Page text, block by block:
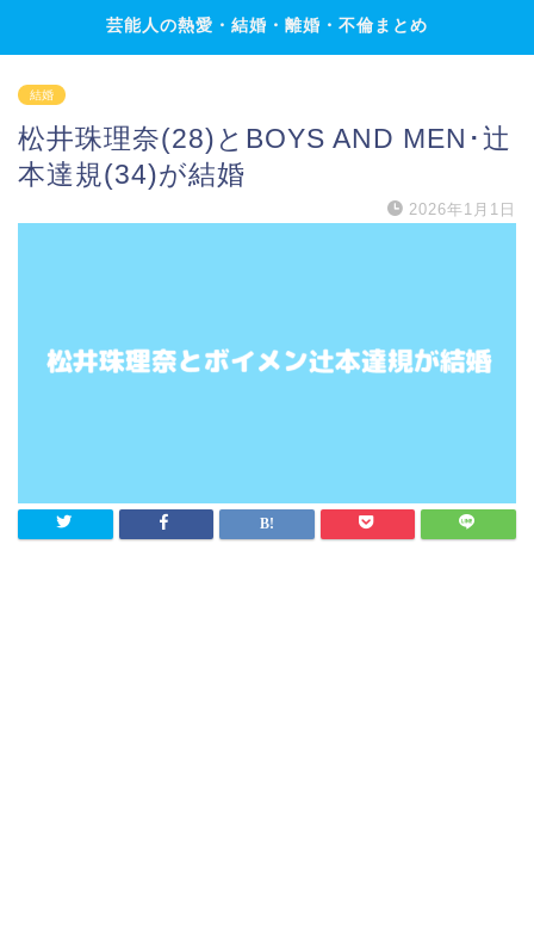
芸能人の熱愛・結婚・離婚・不倫まとめ
結婚
松井珠理奈(28)とBOYS AND MEN･辻
本達規(34)が結婚
2026年1月1日